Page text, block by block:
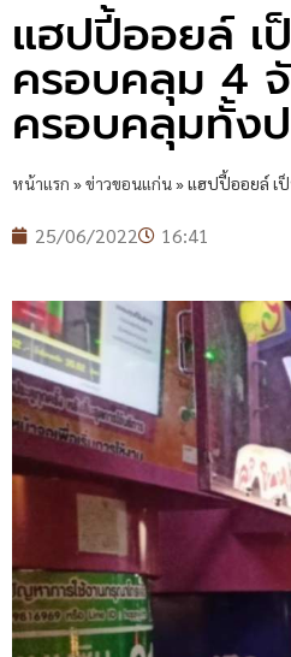
แฮปปี้ออยล์ เ
ครอบคลุม 4
ครอบคลุมทั้งป
หน้าแรก »ข่าวขอนแก่น»แฮปปี้ออยล์ เป็
25/06/2022 16:41